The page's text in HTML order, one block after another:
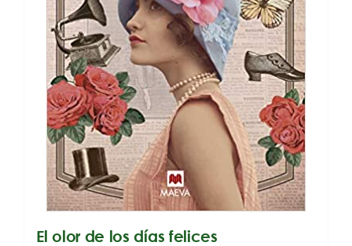
El olor de los días felices